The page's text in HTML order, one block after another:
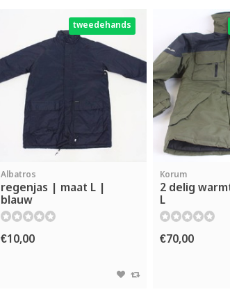
tweedehands
Albatros
regenjas | maat L |
blauw
€10,00
Korum
2 delig
L
€70,00